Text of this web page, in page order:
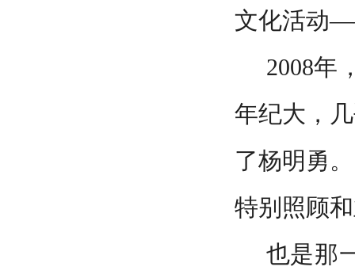
文化活动
2008年
年纪大，
了杨明勇
特别照顾
也是那